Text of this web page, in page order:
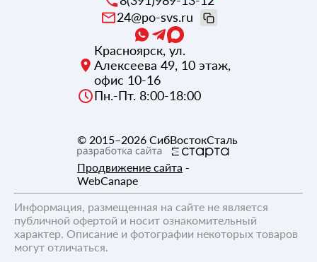
24@po-svs.ru
Красноярск, ул.
Алексеева 49, 10 этаж,
офис 10-16
Пн.-Пт. 8:00-18:00
© 2015–2026 СибВостокСталь
Продвижение сайта -
WebCanape
Информация, размещенная на сайте не является
публичной офертой и носит ознакомительный
характер. Описание и фотографии некоторых товаров
могут отличаться.